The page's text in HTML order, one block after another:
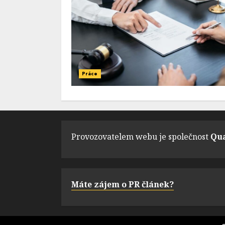
Práce
Provozovatelem webu je společnost
Máte zájem o PR článek?